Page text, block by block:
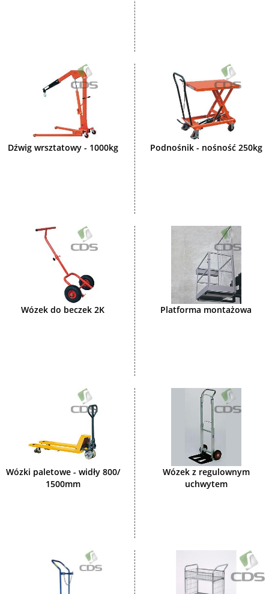
Dźwig wrsztatowy - 1000kg Podnośnik - nośność 250kg
Wózek do beczek 2K Platforma montażowa
Wózki paletowe - widły 800/
1500mm
Wózek z regulownym
uchwytem